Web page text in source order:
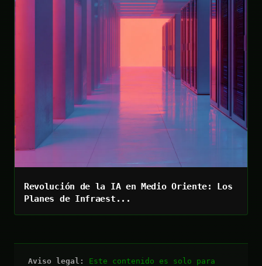
Revolución de la IA en Medio Oriente: Los
Planes de Infraest...
Aviso legal:
Este contenido es solo para